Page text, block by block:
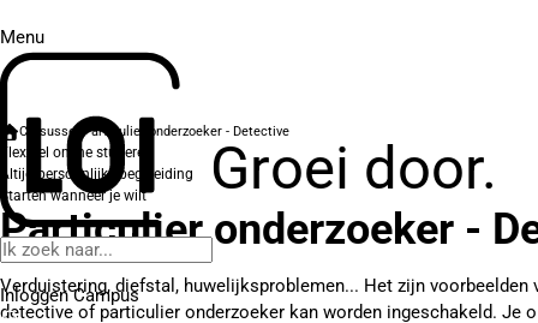
Menu
Groei door.
Inloggen Campus
Cursussen Particulier onderzoeker - Detective
Flexibel online studeren
Altijd persoonlijke begeleiding
Starten wanneer je wilt
Particulier onderzoeker -
Verduistering, diefstal, huwelijksproblemen... Het zijn
detective of particulier onderzoeker kan worden ingeschakeld. Je